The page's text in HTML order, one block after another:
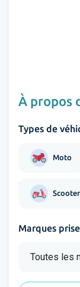
À propos
Types de
Moto
Scooter
Marques
Toutes les